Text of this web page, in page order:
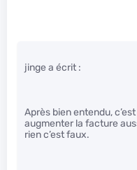
jinge a écrit :
Après bien entendu,
augmenter la facture
rien c’est faux.